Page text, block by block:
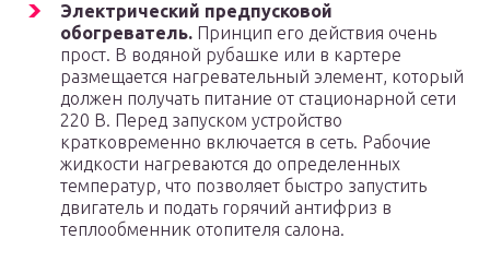
Электрический предпусковой
обогреватель. Принцип его действия очень
прост. В водяной рубашке или в картере
размещается нагревательный элемент, который
должен получать питание от стационарной сети
220 В. Перед запуском устройство
кратковременно включается в сеть. Рабочие
жидкости нагреваются до определенных
температур, что позволяет быстро запустить
двигатель и подать горячий антифриз в
теплообменник отопителя салона.